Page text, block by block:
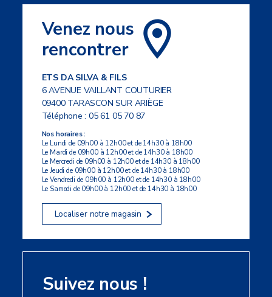
Venez nous
rencontrer
ETS DA SILVA & FILS
6 AVENUE VAILLANT COUTURIER
09400 TARASCON SUR ARIÈGE
Téléphone :05 61 05 70 87
Nos horaires :
Le Lundi de 09h00 à 12h00 et de 14h30 à 18h00
Le Mardi de 09h00 à 12h00 et de 14h30 à 18h00
Le Mercredi de 09h00 à 12h00 et de 14h30 à 18h00
Le Jeudi de 09h00 à 12h00 et de 14h30 à 18h00
Le Vendredi de 09h00 à 12h00 et de 14h30 à 18h00
Le Samedi de 09h00 à 12h00 et de 14h30 à 18h00
Localiser notre magasin
Suivez nous !